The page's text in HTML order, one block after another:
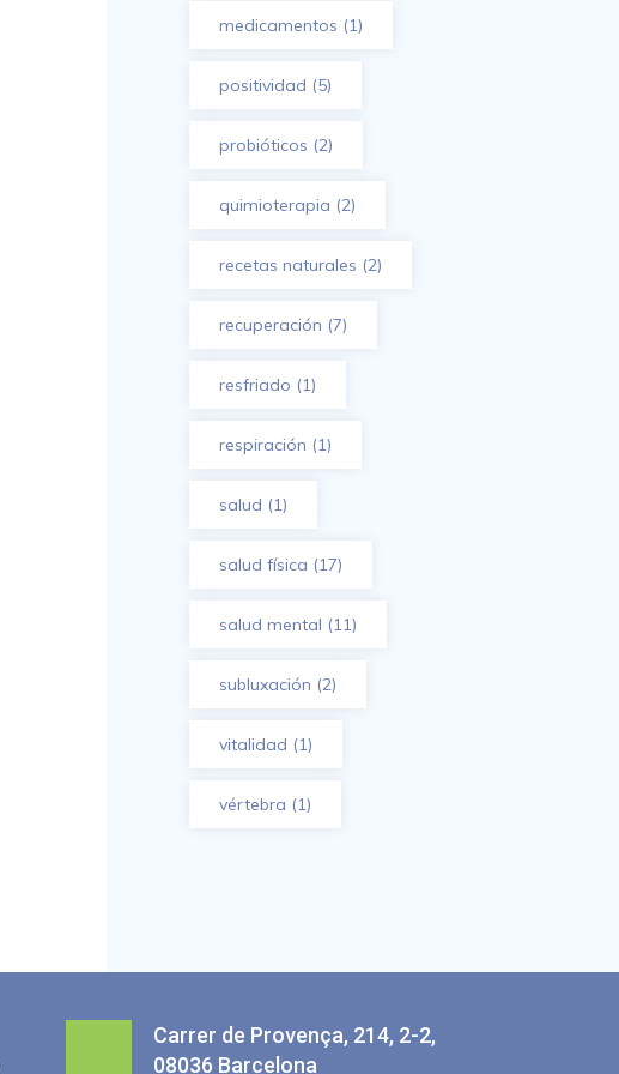
medicamentos (1)
positividad (5)
probióticos (2)
quimioterapia (2)
recetas naturales (2)
recuperación (7)
resfriado (1)
respiración (1)
salud (1)
salud física (17)
salud mental (11)
subluxación (2)
vitalidad (1)
vértebra (1)
Carrer de Provença, 214, 2-2,
08036 Barcelona